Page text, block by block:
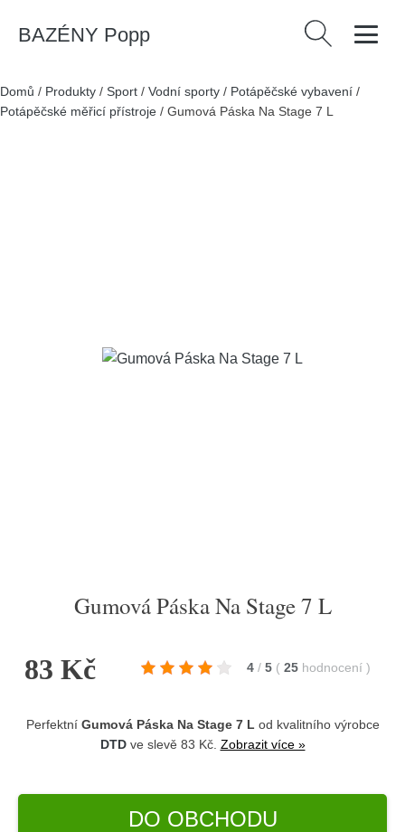
BAZÉNY Popp Vyhledávání
Domů / Produkty / Sport / Vodní sporty / Potápěčské vybavení /
Potápěčské měřicí přístroje / Gumová Páska Na Stage 7 L
Gumová Páska Na Stage 7 L
83 Kč 4 / 5 ( 25 hodnocení )
Perfektní Gumová Páska Na Stage 7 L od kvalitního výrobce
DTDve slevě 83 Kč. Zobrazit více »
DO OBCHODU